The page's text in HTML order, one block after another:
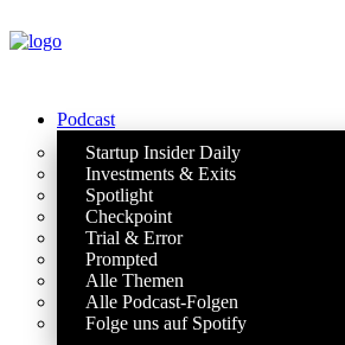
Podcast
Startup Insider Daily
Investments & Exits
Spotlight
Checkpoint
Trial & Error
Prompted
Alle Themen
Alle Podcast-Folgen
Folge uns auf Spotify